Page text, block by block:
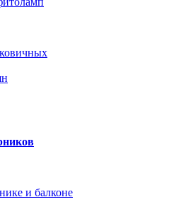
и балконе